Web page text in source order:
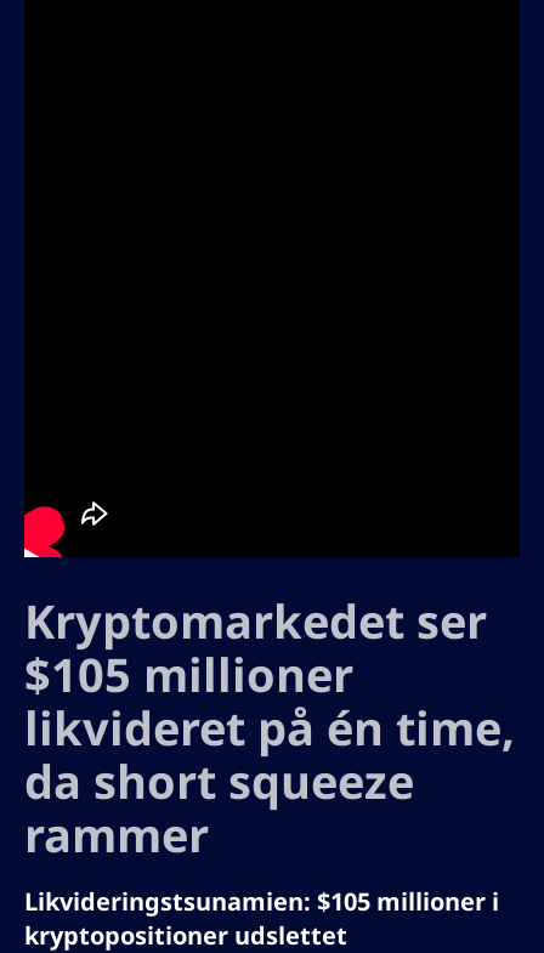
Kryptomarkedet ser
$105 millioner
likvideret på én time,
da short squeeze
rammer
Likvideringstsunamien: $105 millioner i
kryptopositioner udslettet